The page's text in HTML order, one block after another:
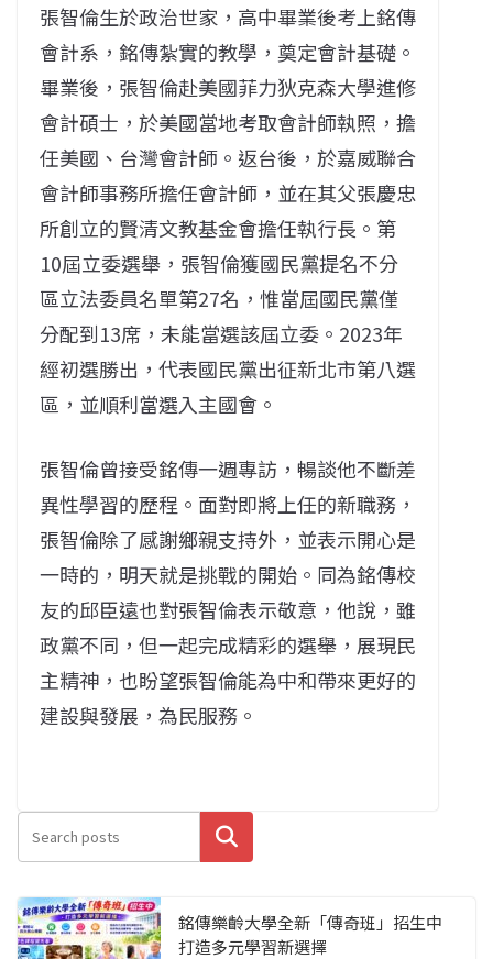
張智倫生於政治世家，高中畢業後考上銘傳
會計系，銘傳紮實的教學，奠定會計基礎。
畢業後，張智倫赴美國菲力狄克森大學進修
會計碩士，於美國當地考取會計師執照，擔
任美國、台灣會計師。返台後，於嘉威聯合
會計師事務所擔任會計師，並在其父張慶忠
所創立的賢清文教基金會擔任執行長。第
10屆立委選舉，張智倫獲國民黨提名不分
區立法委員名單第27名，惟當屆國民黨僅
分配到13席，未能當選該屆立委。2023年
經初選勝出，代表國民黨出征新北市第八選
區，並順利當選入主國會。
張智倫曾接受銘傳一週專訪，暢談他不斷差
異性學習的歷程。面對即將上任的新職務，
張智倫除了感謝鄉親支持外，並表示開心是
一時的，明天就是挑戰的開始。同為銘傳校
友的邱臣遠也對張智倫表示敬意，他說，雖
政黨不同，但一起完成精彩的選舉，展現民
主精神，也盼望張智倫能為中和帶來更好的
建設與發展，為民服務。
搜尋
銘傳樂齡大學全新「傳奇班」招生中
打造多元學習新選擇